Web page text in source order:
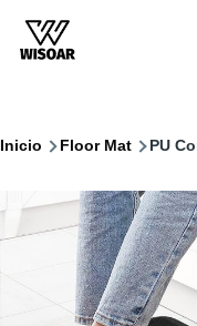
Ruta
navegación
Inicio Floor Mat PU